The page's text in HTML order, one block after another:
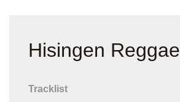
Hisingen Reggae
Tracklist